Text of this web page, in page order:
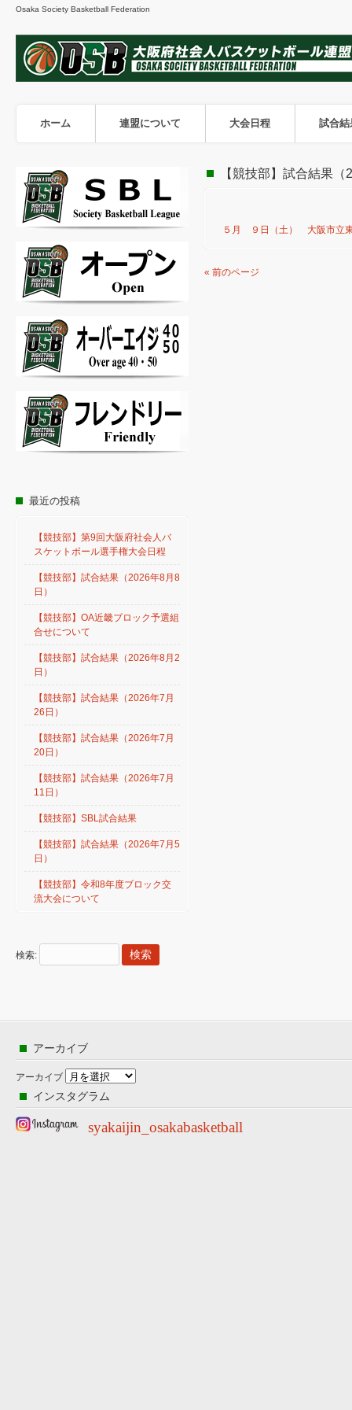
Osaka Society Basketball Federation
ホーム 連盟について 大会日程 試合結
【競技部】試合結果
５月 ９日（土） 大阪市立東
« 前のページ
最近の投稿
【競技部】第9回大阪府社会人バ
スケットボール選手権大会日程
【競技部】試合結果（2026年8月8
日）
【競技部】OA近畿ブロック予選組
合せについて
【競技部】試合結果（2026年8月2
日）
【競技部】試合結果（2026年7月
26日）
【競技部】試合結果（2026年7月
20日）
【競技部】試合結果（2026年7月
11日）
【競技部】SBL試合結果
【競技部】試合結果（2026年7月5
日）
【競技部】令和8年度ブロック交
流大会について
検索:
アーカイブ
アーカイブ
インスタグラム
syakaijin_osakabasketball